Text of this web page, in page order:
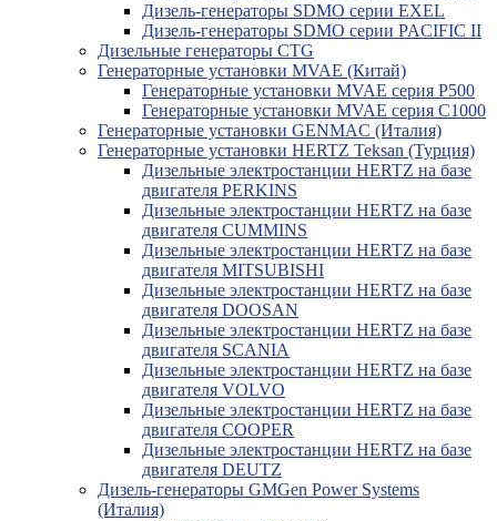
Дизель-генераторы SDMO серии EXEL
Дизель-генераторы SDMO серии PACIFIC II
Дизельные генераторы CTG
Генераторные установки MVAE (Китай)
Генераторные установки MVAE серия P500
Генераторные установки MVAE серия C1000
Генераторные установки GENMAC (Италия)
Генераторные установки HERTZ Teksan (Турция)
Дизельные электростанции HERTZ на базе
двигателя PERKINS
Дизельные электростанции HERTZ на базе
двигателя CUMMINS
Дизельные электростанции HERTZ на базе
двигателя MITSUBISHI
Дизельные электростанции HERTZ на базе
двигателя DOOSAN
Дизельные электростанции HERTZ на базе
двигателя SCANIA
Дизельные электростанции HERTZ на базе
двигателя VOLVO
Дизельные электростанции HERTZ на базе
двигателя COOPER
Дизельные электростанции HERTZ на базе
двигателя DEUTZ
Дизель-генераторы GMGen Power Systems
(Италия)